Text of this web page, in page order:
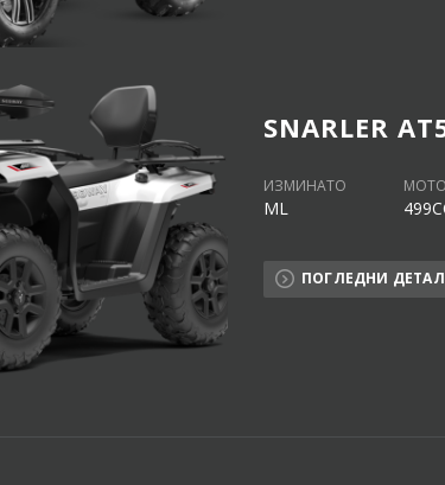
SNARLER
ИЗМИНАТО
ML
ПОГЛЕДНИ